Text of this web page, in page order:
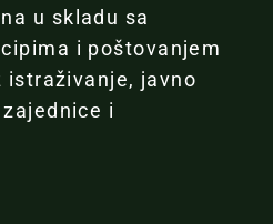
u skladu sa
i poštovanjem
istraživanje, javno
i